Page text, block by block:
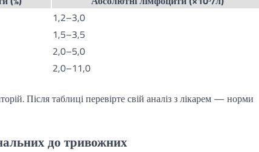
1,2–3,0
1,5–3,5
2,0–5,0
2,0–11,0
Після таблиці перевірте свій аналіз з лікарем — норми
до тривожних